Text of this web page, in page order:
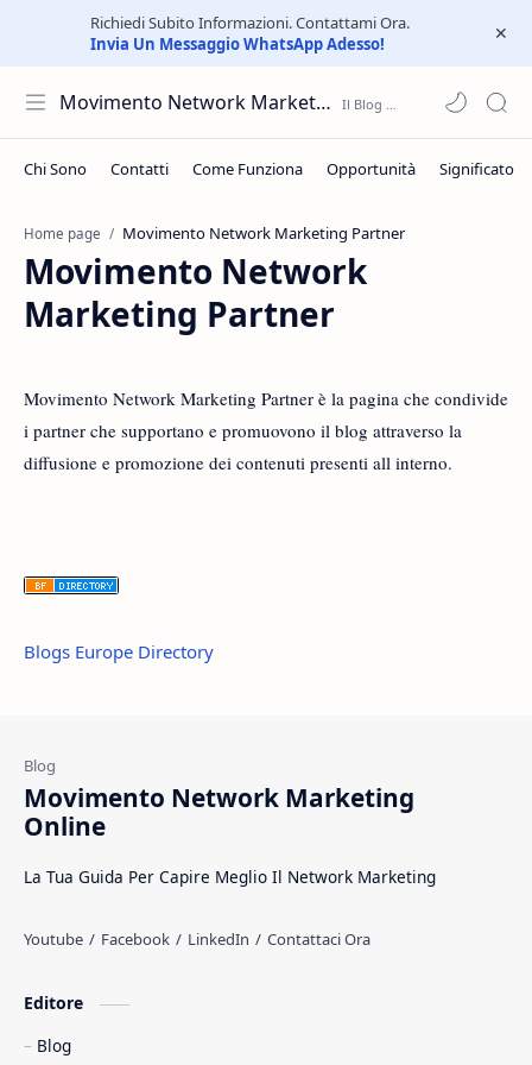
Richiedi Subito Informazioni. Contattami Ora.
Invia Un Messaggio WhatsApp Adesso!
Movimento Network Marketing Online
Home page
Movimento Network
Marketing Partner
Movimento Network Marketing Partner è la pagina che condivide
i partner che supportano e promuovono il blog attraverso la
diffusione e promozione dei contenuti presenti all interno.
Blogs Europe Directory
Movimento Network Marketing
Online
La Tua Guida Per Capire Meglio Il Network Marketing
Editore
Blog